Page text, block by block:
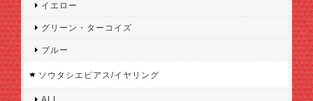
イエロー
グリーン・ターコイズ
ブルー
ソウタシエピアス/イヤリング